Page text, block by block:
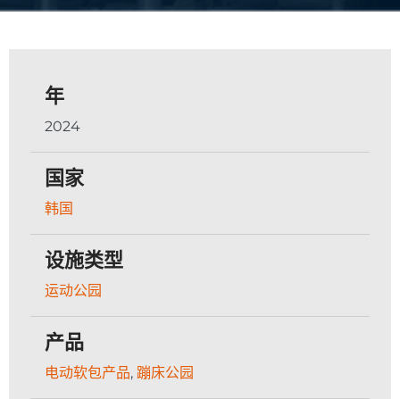
年
2024
国家
韩国
设施类型
运动公园
产品
电动软包产品, 蹦床公园